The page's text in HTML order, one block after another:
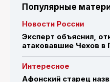
Популярные
Новости России
Эксперт объяснил,
атаковавшие Чехов
Интересное
Афонский старец